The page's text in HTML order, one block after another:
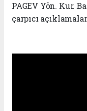
PAGEV Yön. Kur.
çarpıcı